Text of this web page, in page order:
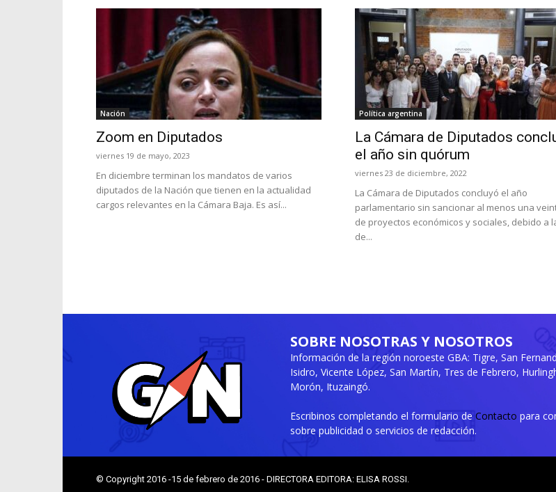
Nación
Zoom en Diputados
viernes 19 de mayo, 2023
En diciembre terminan los mandatos de varios
diputados de la Nación que tienen en la actualidad
cargos relevantes en la Cámara Baja. Es así...
Política argentina
La Cámara de Diputados
el año sin quórum
viernes 23 de diciembre, 2022
La Cámara de Diputados concluyó el año
parlamentario sin sancionar al menos una
de proyectos económicos y sociales, debido a
de...
SOBRE NOSOTRAS Y NOSOTROS
Información de la región noroeste GBA: Tigre, San
Isidro, Vicente López, San Martín, Tres de Febrero,
Morón, Ituzaingó.
Escribinos completando el formulario de Contacto para
sobre publicidad o servicios de redacción.
© Copyright 2016 -15 de febrero de 2016 - DIRECTORA EDITORA: ELISA ROSSI.